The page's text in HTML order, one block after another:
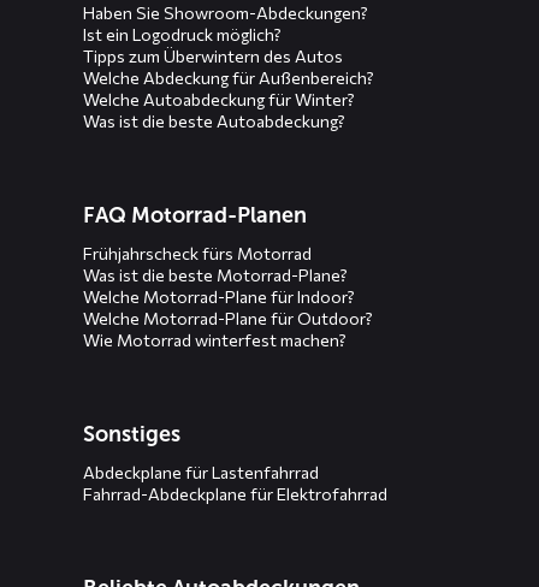
Haben Sie Showroom-Abdeckungen?
Ist ein Logodruck möglich?
Tipps zum Überwintern des Autos
Welche Abdeckung für Außenbereich?
Welche Autoabdeckung für Winter?
Was ist die beste Autoabdeckung?
FAQ Motorrad-Planen
Frühjahrscheck fürs Motorrad
Was ist die beste Motorrad-Plane?
Welche Motorrad-Plane für Indoor?
Welche Motorrad-Plane für Outdoor?
Wie Motorrad winterfest machen?
Sonstiges
Abdeckplane für Lastenfahrrad
Fahrrad-Abdeckplane für Elektrofahrrad